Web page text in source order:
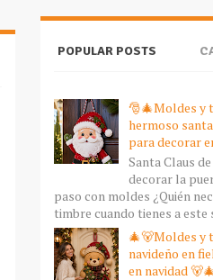
POPULAR POSTS
🎅🎄Moldes y
hermoso
para decorar
Santa Claus
decorar la
paso con moldes ¿Quién
timbre cuando tienes a este
🎄🐻Moldes y
navideño en
en navidad